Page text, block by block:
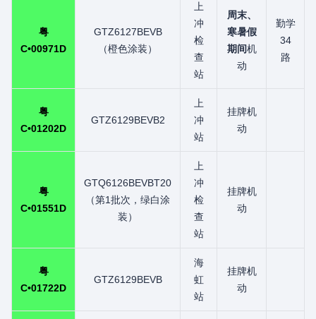
粤
C•00971D
GTZ6127BEVB
（橙色涂装）
上
冲
检
查
站
周末、
寒暑假
期间机
动
勤学
34
路
粤
C•01202D
GTZ6129BEVB2
上
冲
站
挂牌机
动
粤
C•01551D
GTQ6126BEVBT20
（第1批次，绿白涂
装）
上
冲
检
查
站
挂牌机
动
粤
C•01722D
GTZ6129BEVB
海
虹
站
挂牌机
动